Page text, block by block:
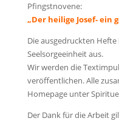
Pfingstnovene:
„Der heilige Josef- ein
Die ausgedruckten
Seelsorgeeinheit aus.
Wir werden die
veröffentlichen. Alle
Homepage unter
Der Dank für die Arbeit